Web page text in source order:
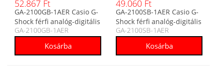
52.867 Ft
GA-2100GB-1AER Casio G-
Shock férfi analóg-digitális
karóra
GA-2100GB-1AER
49.060 Ft
GA-2100SB-1AER Casio G-
Shock férfi analóg-digitális
karóra
GA-2100SB-1AER